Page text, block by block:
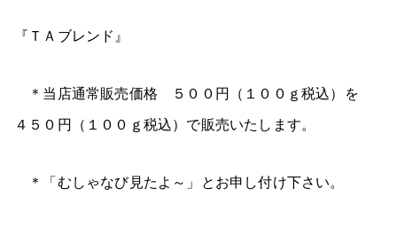
『ＴＡブレンド』
＊当店通常販売価格 ５００円（１００ｇ税込）を
４５０円（１００ｇ税込）で販売いたします。
＊「むしゃなび見たよ～」とお申し付け下さい。